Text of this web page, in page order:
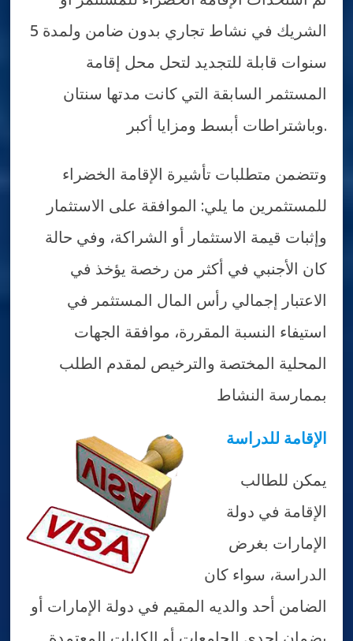
الشريك في نشاط تجاري بدون ضامن ولمدة 5
سنوات قابلة للتجديد لتحل محل إقامة
المستثمر السابقة التي كانت مدتها سنتان
وباشتراطات أبسط ومزايا أكبر.
وتتضمن متطلبات تأشيرة الإقامة الخضراء
للمستثمرين ما يلي: الموافقة على الاستثمار
وإثبات قيمة الاستثمار أو الشراكة، وفي حالة
كان الأجنبي في أكثر من رخصة يؤخذ في
الاعتبار إجمالي رأس المال المستثمر في
استيفاء النسبة المقررة، موافقة الجهات
المحلية المختصة والترخيص لمقدم الطلب
بممارسة النشاط
الإقامة للدراسة
يمكن للطالب
الإقامة في دولة
الإمارات بغرض
الدراسة، سواء كان
الضامن أحد والديه المقيم في دولة الإمارات أو